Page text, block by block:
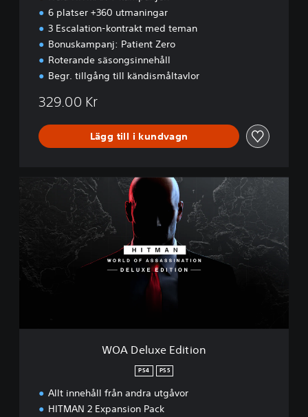
6 platser +360 utmaningar
3 Escalation-kontrakt med teman
Bonuskampanj: Patient Zero
Roterande säsongsinnehåll
Begr. tillgång till kändismåltavlor
329.00 Kr
Lägg till i kundvagn
D
e
x
i
WOA Deluxe Edition
PS4 PS5
Allt innehåll från andra utgåvor
HITMAN 2 Expansion Pack